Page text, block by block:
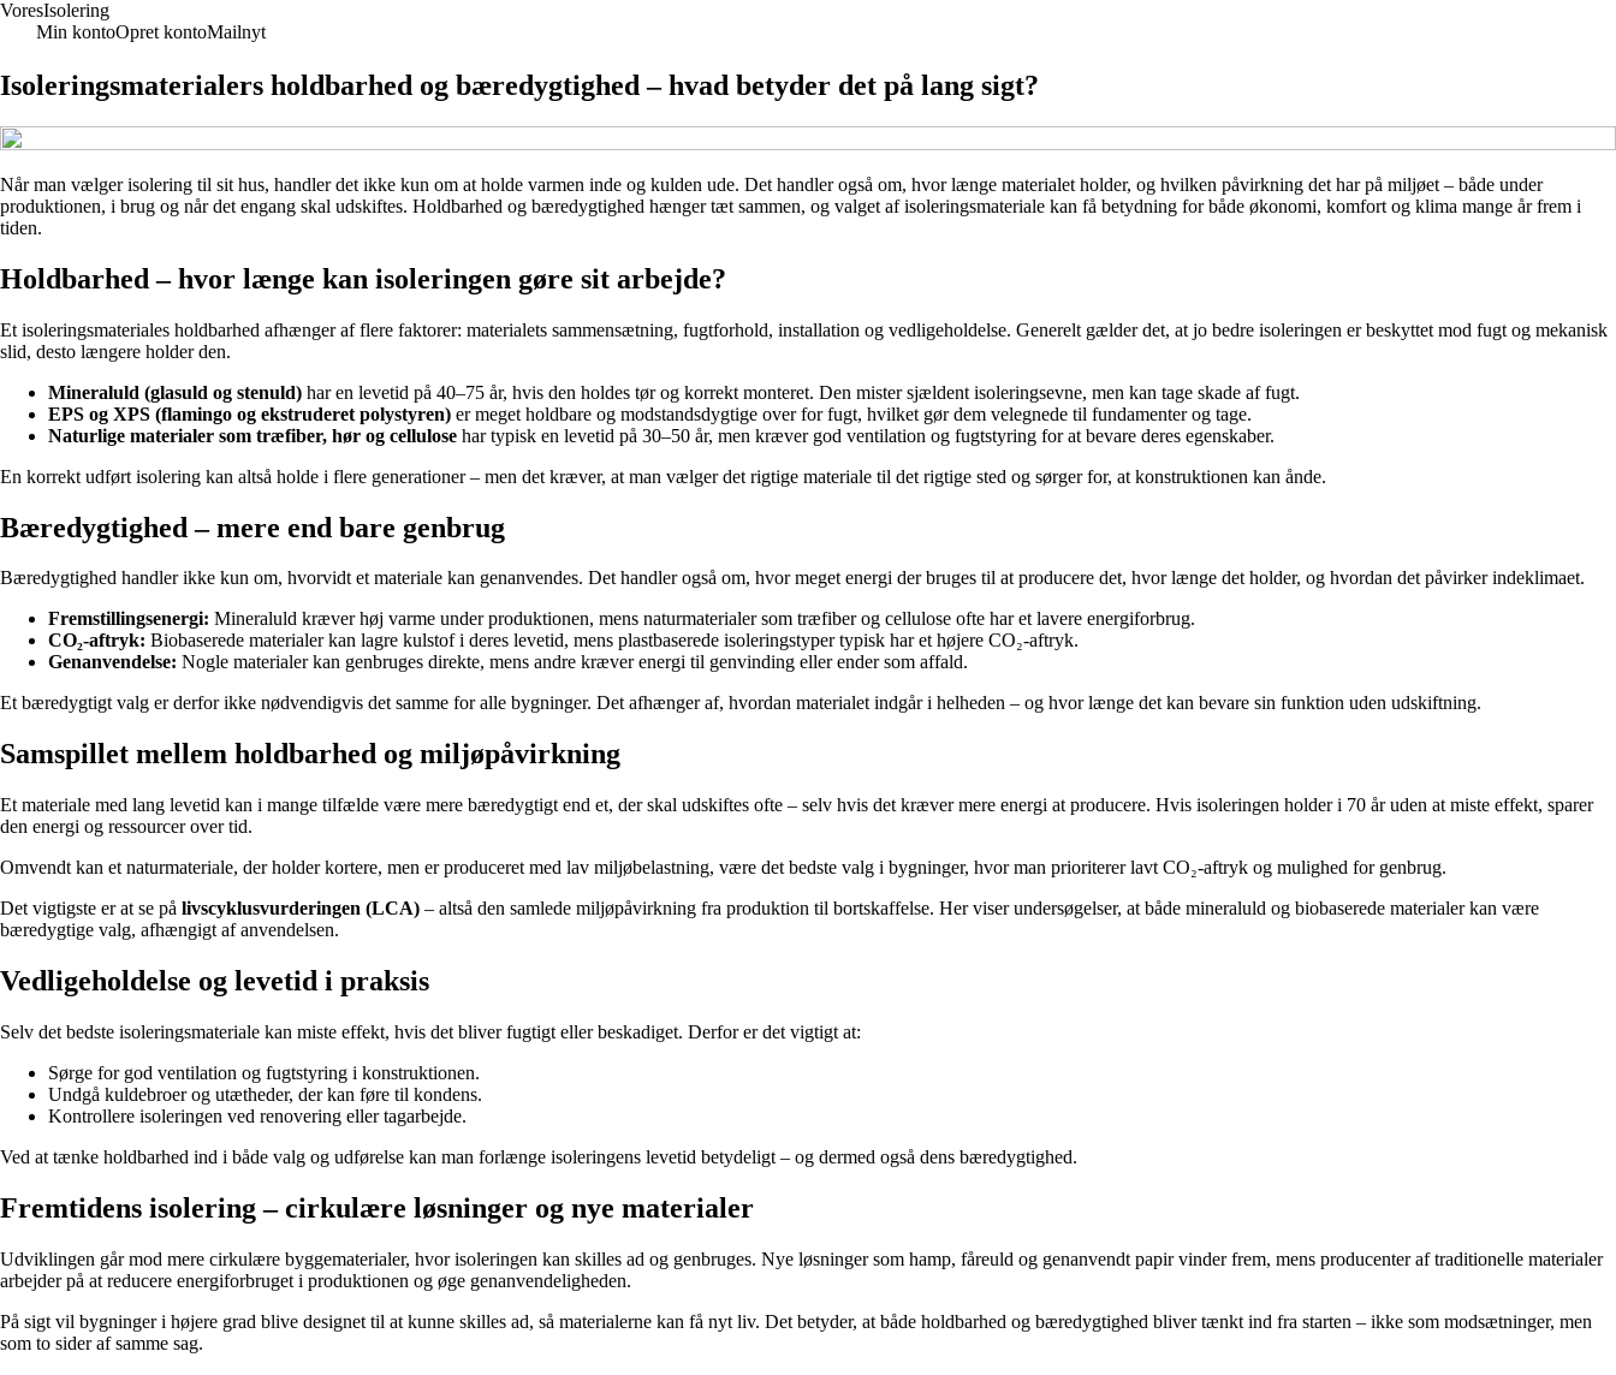
VoresIsolering
Min kontoOpret kontoMailnyt
Isoleringsmaterialers holdbarhed og bæredygtighed – hvad betyder det på lang sigt?
Når man vælger isolering til sit hus, handler det ikke kun om at holde varmen inde og kulden ude. Det handler også om, hvor længe materialet holder, og hvilken påvirkning det har på miljøet – både under
produktionen, i brug og når det engang skal udskiftes. Holdbarhed og bæredygtighed hænger tæt sammen, og valget af isoleringsmateriale kan få betydning for både økonomi, komfort og klima mange år frem i
tiden.
Holdbarhed – hvor længe kan isoleringen gøre sit arbejde?
Et isoleringsmateriales holdbarhed afhænger af flere faktorer: materialets sammensætning, fugtforhold, installation og vedligeholdelse. Generelt gælder det, at jo bedre isoleringen er beskyttet mod fugt og mekanisk
slid, desto længere holder den.
Mineraluld (glasuld og stenuld) har en levetid på 40–75 år, hvis den holdes tør og korrekt monteret. Den mister sjældent isoleringsevne, men kan tage skade af fugt.
EPS og XPS (flamingo og ekstruderet polystyren) er meget holdbare og modstandsdygtige over for fugt, hvilket gør dem velegnede til fundamenter og tage.
Naturlige materialer som træfiber, hør og cellulose har typisk en levetid på 30–50 år, men kræver god ventilation og fugtstyring for at bevare deres egenskaber.
En korrekt udført isolering kan altså holde i flere generationer – men det kræver, at man vælger det rigtige materiale til det rigtige sted og sørger for, at konstruktionen kan ånde.
Bæredygtighed – mere end bare genbrug
Bæredygtighed handler ikke kun om, hvorvidt et materiale kan genanvendes. Det handler også om, hvor meget energi der bruges til at producere det, hvor længe det holder, og hvordan det påvirker indeklimaet.
Fremstillingsenergi: Mineraluld kræver høj varme under produktionen, mens naturmaterialer som træfiber og cellulose ofte har et lavere energiforbrug.
CO₂-aftryk: Biobaserede materialer kan lagre kulstof i deres levetid, mens plastbaserede isoleringstyper typisk har et højere CO₂-aftryk.
Genanvendelse: Nogle materialer kan genbruges direkte, mens andre kræver energi til genvinding eller ender som affald.
Et bæredygtigt valg er derfor ikke nødvendigvis det samme for alle bygninger. Det afhænger af, hvordan materialet indgår i helheden – og hvor længe det kan bevare sin funktion uden udskiftning.
Samspillet mellem holdbarhed og miljøpåvirkning
Et materiale med lang levetid kan i mange tilfælde være mere bæredygtigt end et, der skal udskiftes ofte – selv hvis det kræver mere energi at producere. Hvis isoleringen holder i 70 år uden at miste effekt, sparer
den energi og ressourcer over tid.
Omvendt kan et naturmateriale, der holder kortere, men er produceret med lav miljøbelastning, være det bedste valg i bygninger, hvor man prioriterer lavt CO₂-aftryk og mulighed for genbrug.
Det vigtigste er at se på livscyklusvurderingen (LCA) – altså den samlede miljøpåvirkning fra produktion til bortskaffelse. Her viser undersøgelser, at både mineraluld og biobaserede materialer kan være
bæredygtige valg, afhængigt af anvendelsen.
Vedligeholdelse og levetid i praksis
Selv det bedste isoleringsmateriale kan miste effekt, hvis det bliver fugtigt eller beskadiget. Derfor er det vigtigt at:
Sørge for god ventilation og fugtstyring i konstruktionen.
Undgå kuldebroer og utætheder, der kan føre til kondens.
Kontrollere isoleringen ved renovering eller tagarbejde.
Ved at tænke holdbarhed ind i både valg og udførelse kan man forlænge isoleringens levetid betydeligt – og dermed også dens bæredygtighed.
Fremtidens isolering – cirkulære løsninger og nye materialer
Udviklingen går mod mere cirkulære byggematerialer, hvor isoleringen kan skilles ad og genbruges. Nye løsninger som hamp, fåreuld og genanvendt papir vinder frem, mens producenter af traditionelle materialer
arbejder på at reducere energiforbruget i produktionen og øge genanvendeligheden.
På sigt vil bygninger i højere grad blive designet til at kunne skilles ad, så materialerne kan få nyt liv. Det betyder, at både holdbarhed og bæredygtighed bliver tænkt ind fra starten – ikke som modsætninger, men
som to sider af samme sag.